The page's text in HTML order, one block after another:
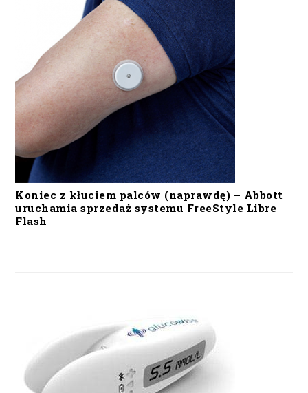
Koniec z kłuciem palców (naprawdę) – Abbott
uruchamia sprzedaż systemu FreeStyle Libre
Flash